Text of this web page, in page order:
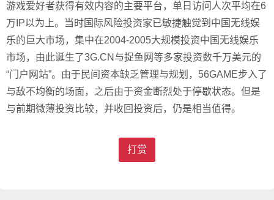
游戏爱好者获得有效内容的主要平台，单日访问人次平均在6
万IP以为上。当时国际风险投资家已敏捷触觉到中国无线娱
乐的巨大市场，集中在2004-2005大规模投资中国无线娱乐
市场，由此诞生了3G.CN与捉鱼网等多家投资数千万美元的
“门户网站”。由于民间资本缺乏管理与规划，56GAME步入了
与敌不均衡的场面，之后由于资金断烈处于停歇状态。但是
与前期微薄投资比较，并收回投资后，仍是相当值得。
打赏